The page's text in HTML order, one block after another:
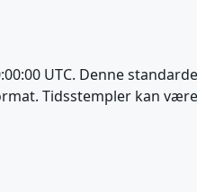
UTC. Denne
Tidsstempler kan